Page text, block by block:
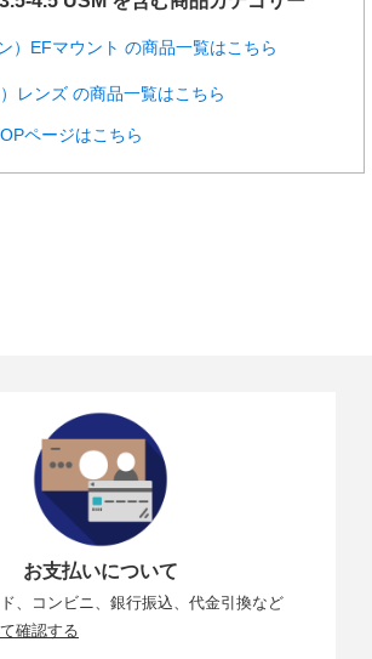
）EFマウント の商品一覧はこちら
レンズ の商品一覧はこちら
ページはこちら
お支払いについて
、コンビニ、銀行振込、代金引換など
確認する